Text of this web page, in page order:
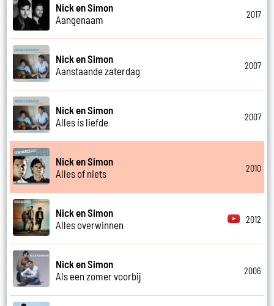
Nick en Simon
Aangenaam
2017
Nick en Simon
Aanstaande zaterdag
2007
Nick en Simon
Alles is liefde
2007
Nick en Simon
Alles of niets
2010
Nick en Simon
Alles overwinnen
2012
Nick en Simon
Als een zomer voorbij
2006